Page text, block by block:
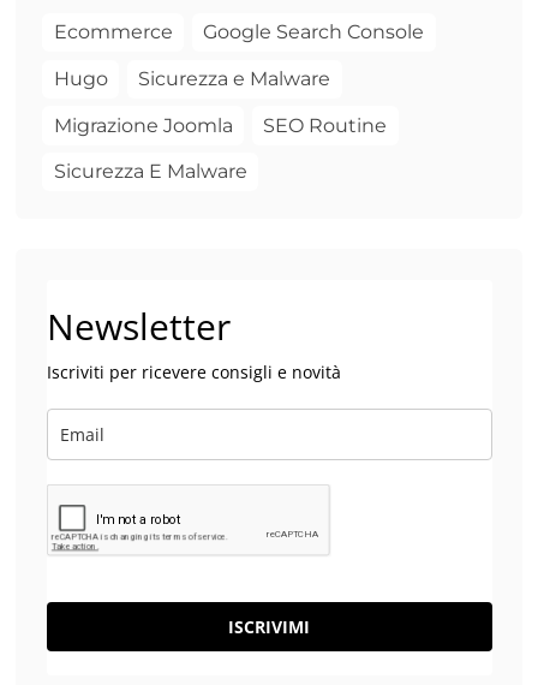
Ecommerce Google Search Console
Hugo Sicurezza e Malware
Migrazione Joomla SEO Routine
Sicurezza E Malware
Newsletter
Iscriviti per ricevere consigli e novità
ISCRIVIMI